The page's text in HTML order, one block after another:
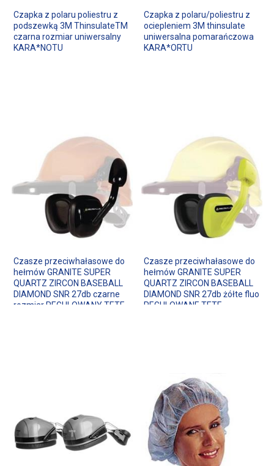
Czapka z polaru poliestru z
podszewką 3M ThinsulateTM
czarna rozmiar uniwersalny
KARA*NOTU
Czapka z polaru/poliestru z
ociepleniem 3M thinsulate
uniwersalna pomarańczowa
KARA*ORTU
Czasze przeciwhałasowe do
hełmów GRANITE SUPER
QUARTZ ZIRCON BASEBALL
DIAMOND SNR 27db czarne
rozmiar REGULOWANY TETE
Czasze przeciwhałasowe do
hełmów GRANITE SUPER
QUARTZ ZIRCON BASEBALL
DIAMOND SNR 27db żółte fluo
REGULOWANE TETE